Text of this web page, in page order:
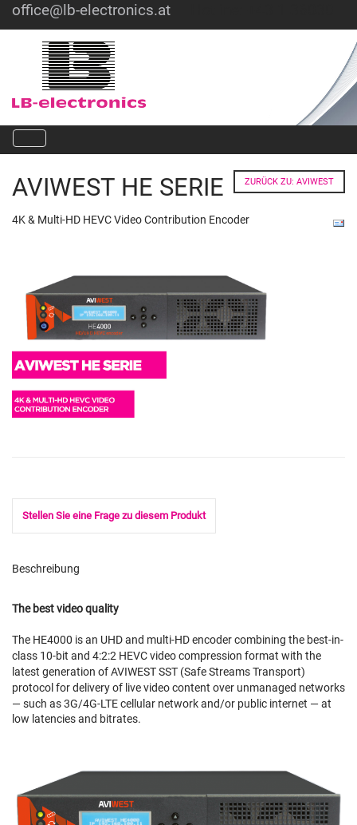
office@lb-electronics.at
ZURÜCK ZU: AVIWEST
AVIWEST HE SERIE
4K & Multi-HD HEVC Video Contribution Encoder
Stellen Sie eine Frage zu diesem Produkt
Beschreibung
The best video quality
The HE4000 is an UHD and multi-HD encoder combining the best-in-
class 10-bit and 4:2:2 HEVC video compression format with the
latest generation of AVIWEST SST (Safe Streams Transport)
protocol for delivery of live video content over unmanaged networks
— such as 3G/4G-LTE cellular network and/or public internet — at
low latencies and bitrates.